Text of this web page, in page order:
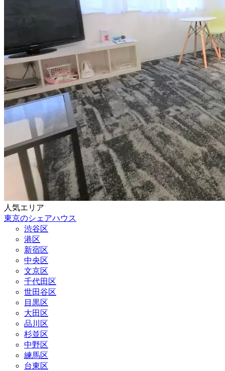
人気エリア
東京のシェアハウス
渋谷区
港区
新宿区
中央区
文京区
千代田区
世田谷区
目黒区
大田区
品川区
杉並区
中野区
練馬区
台東区